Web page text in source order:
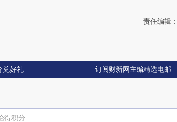
责任编辑
兑好礼 订阅财新网主编精选电邮
得积分